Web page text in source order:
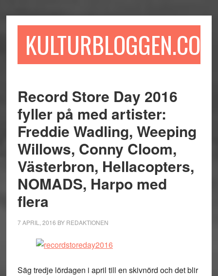
till
till
sidofältet
till
KULTURBLOGGEN.COM
Record Store Day 2016
fyller på med artister:
Freddie Wadling, Weeping
Willows, Conny Cloom,
Västerbron, Hellacopters,
NOMADS, Harpo med
flera
7 APRIL, 2016 BY REDAKTIONEN
Säg tredje lördagen i april till en skivnörd och det blir